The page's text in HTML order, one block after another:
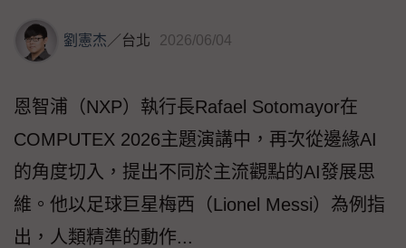
劉憲杰 ／台北 2026/06/04
恩智浦（NXP）執行長Rafael Sotomayor在
COMPUTEX 2026主題演講中，再次從邊緣AI
的角度切入，提出不同於主流觀點的AI發展思
維。他以足球巨星梅西（Lionel Messi）為例指
出，人類精準的動作...